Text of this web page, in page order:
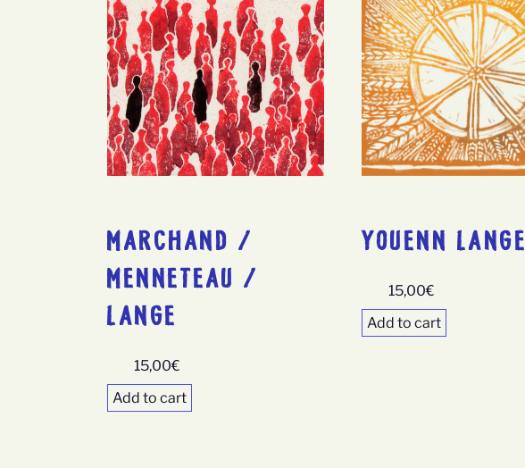
MARCHAND /
MENNETEAU /
LANGE
15,00€
Add to cart
YOUENN LANGE
15,00€
Add to cart